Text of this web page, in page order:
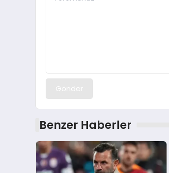
Gönder
Benzer Haberler